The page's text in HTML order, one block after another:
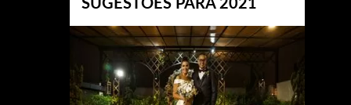
SUGESTÕES PARA 2021